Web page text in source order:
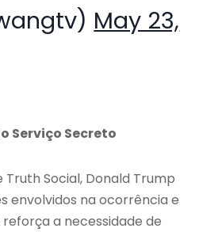
May 23,
Serviço Secreto
Social, Donald Trump
envolvidos na ocorrência e
a necessidade de